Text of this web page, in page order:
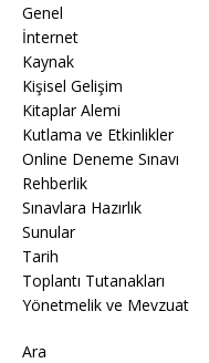
Genel
İnternet
Kaynak
Kişisel Gelişim
Kitaplar Alemi
Kutlama ve Etkinlikler
Online Deneme Sınavı
Rehberlik
Sınavlara Hazırlık
Sunular
Tarih
Toplantı Tutanakları
Yönetmelik ve Mevzuat
Ara